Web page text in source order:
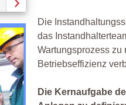
Die
das
Wartungsprozess
Betriebseffizienz
Die Kernaufgabe